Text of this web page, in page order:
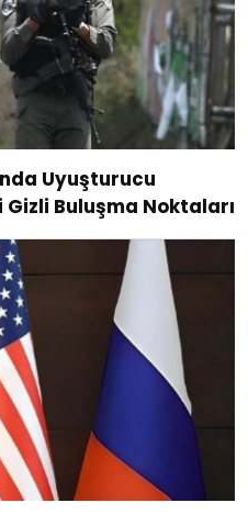
Uyuşturucu
Buluşma Noktaları